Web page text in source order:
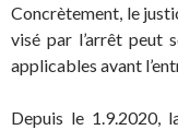
Concrètement, le
visé par l’arrêt peut
applicables avant
Depuis le 1.9.2020,